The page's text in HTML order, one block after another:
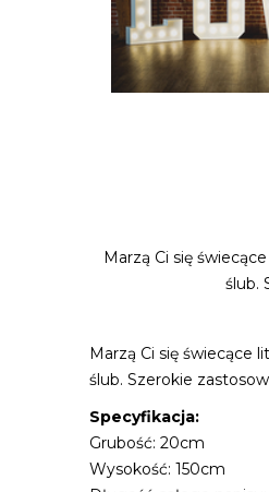
Marzą Ci się
ślub.
Marzą Ci się świecące
ślub. Szerokie
Specyfikacja:
Grubość: 20cm
Wysokość: 150cm